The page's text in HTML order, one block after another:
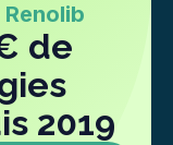
de
2019